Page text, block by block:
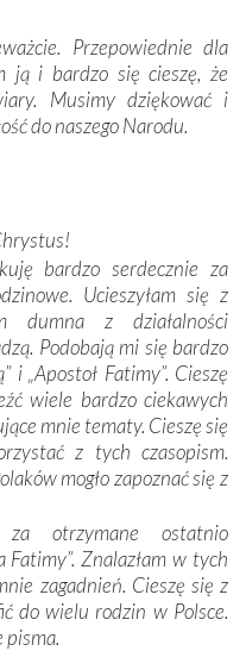
na każdym kroku
otwartością
ich ludową sztukę i
są od siebie bardzo
czuliśmy się obco.
Matka Boża, ale też
początek w naszej
że Maryja swoją opieką
wszystkie nacje, które
osobę, która zawierza
wierności Bogu i
Trudne momenty w
przypominają o
o własną duszę i o łaskę
pomyślność –
Odstępstwo owocuje
uniwersalne prawdy
opowieści
monarchach i wodzach,
losach grzesznych
Przepowiednie dla
ją i bardzo się cieszę, że
Musimy dziękować i
do naszego Narodu.
bardzo serdecznie za
Ucieszyłam się z
dumna z działalności
Podobają mi się bardzo
i „Apostoł Fatimy”. Cieszę
wiele bardzo ciekawych
mnie tematy. Cieszę się
z tych czasopism.
mogło zapoznać się z
za otrzymane ostatnio
Fatimy”. Znalazłam w tych
zagadnień. Cieszę się z
do wielu rodzin w Polsce.
pisma.